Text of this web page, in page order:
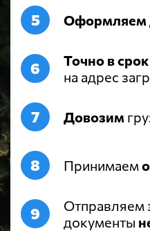
Оформляем
Точно в срок
на адрес
Довозим
Принимаем
Отправляем
документы